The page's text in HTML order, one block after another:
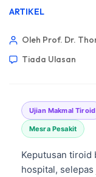
ARTIKEL
Oleh Prof. Dr.
Tiada Ulasan
Ujian Makmal Tiroid
Mesra Pesakit
Keputusan tiroid
hospital,